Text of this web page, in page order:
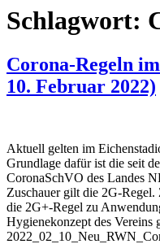
Schlagwort:
Corona-Regeln
10. Februar 2022)
Aktuell gelten im
Grundlage dafür ist die seit
CoronaSchVO des Landes
Zuschauer gilt die 2G-
die 2G+-Regel zu
Hygienekonzept des Vereins